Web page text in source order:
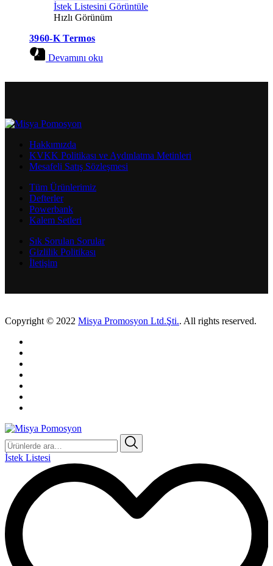
İstek Listesini Görüntüle
Hızlı Görünüm
3960-K Termos
Devamını oku
Hakkımızda
KVKK Politikası ve Aydınlatma Metinleri
Mesafeli Satış Sözleşmesi
Tüm Ürünlerimiz
Defterler
Powerbank
Kalem Setleri
Sık Sorulan Sorular
Gizlilik Politikası
İletişim
Copyright © 2022 Misya Promosyon Ltd.Şti.. All rights reserved.
Ara:
İstek Listesi